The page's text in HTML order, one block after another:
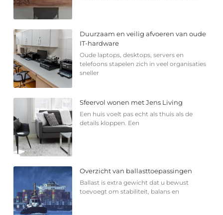
Duurzaam en veilig afvoeren van oude
IT-hardware
Oude laptops, desktops, servers en
telefoons stapelen zich in veel organisaties
sneller
Sfeervol wonen met Jens Living
Een huis voelt pas echt als thuis als de
details kloppen. Een
Overzicht van ballasttoepassingen
Ballast is extra gewicht dat u bewust
toevoegt om stabiliteit, balans en